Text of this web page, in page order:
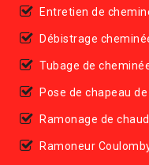
Entretien de
Débistrage
Tubage de
Pose de chapeau
Ramonage de
Ramoneur